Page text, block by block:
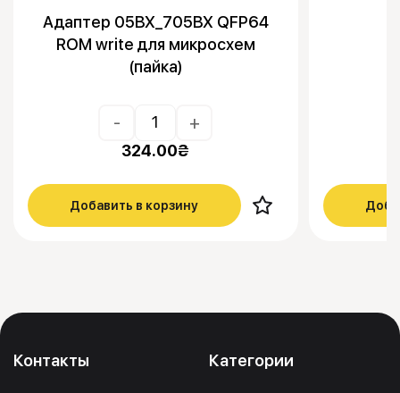
Адаптер 05BX_705BX QFP64
ROM write для микросхем
(пайка)
- +
324.00₴
Добавить в корзину
Контакты Категории